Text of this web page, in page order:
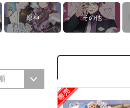
原神 その他